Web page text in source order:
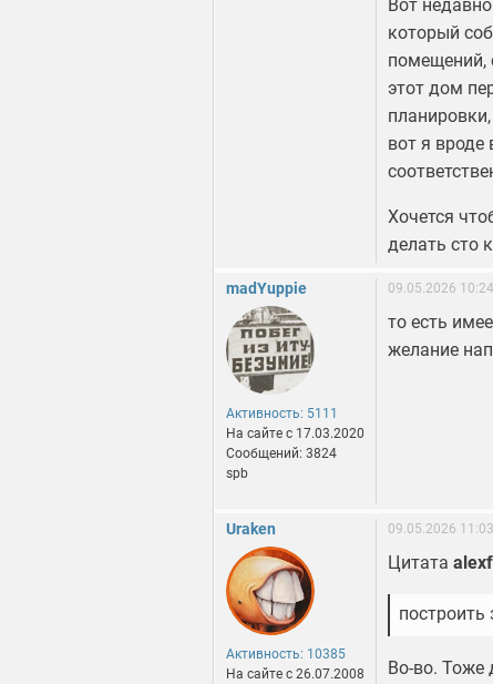
Вот
который
помещений,
этот дом
вот я вроде
Хочется
делать сто
madYuppie
Активность: 5111
На сайте c 17.03.2020
Сообщений: 3824
spb
09.05.2026 10:24
то есть
желание
Uraken
Активность: 10385
На сайте c 26.07.2008
09.05.2026 11:03
Цитата
построить
Во-во. Тоже